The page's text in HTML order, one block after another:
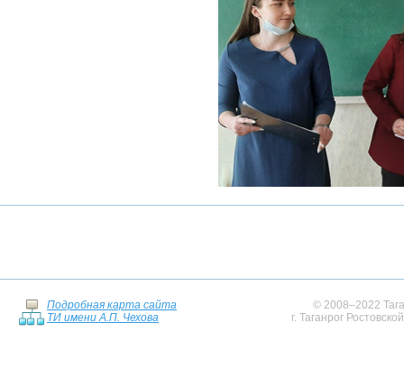
Подробная карта сайта
ТИ имени А.П. Чехова
© 2008–2022
г. Таганрог